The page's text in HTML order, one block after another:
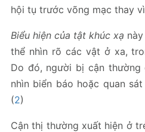
hội tụ trước võng mạc thay
Biểu hiện của tật khúc xạ
thể nhìn rõ các vật ở xa,
Do đó, người bị cận thường
nhìn biển báo hoặc quan
(2)
Cận thị thường xuất hiện ở